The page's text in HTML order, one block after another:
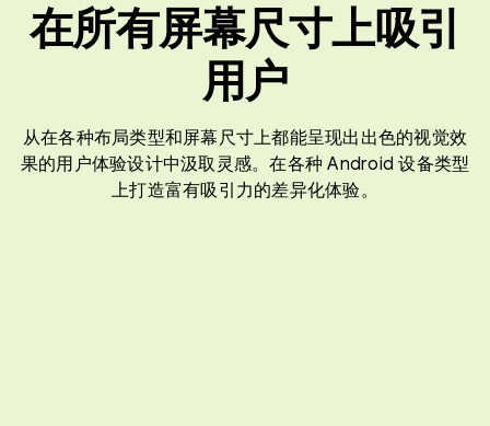
在所有屏幕尺寸上吸引
用户
从在各种布局类型和屏幕尺寸上都能呈现出出色的视觉效
果的用户体验设计中汲取灵感。在各种 Android 设备类型
上打造富有吸引力的差异化体验。